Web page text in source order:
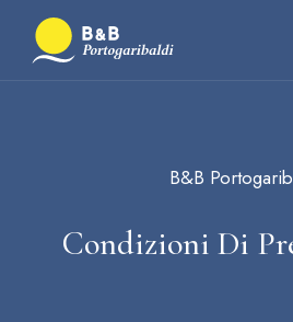
Appartamenti
Appartamento con 2 Camere
News ed offerte
B&B
Condizioni Di